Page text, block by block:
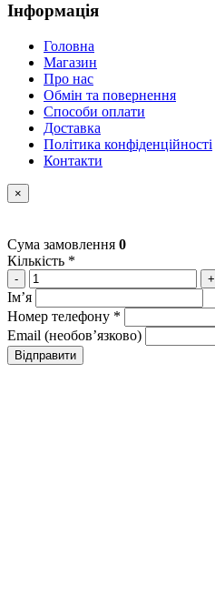
Інформація
Головна
Магазин
Про нас
Обмін та повернення
Способи оплати
Доставка
Політика конфіденційності
Контакти
×
Сума замовлення 0
Кількість *
- +
Імʼя
Номер телефону *
Email (необовʼязково)
Відправити